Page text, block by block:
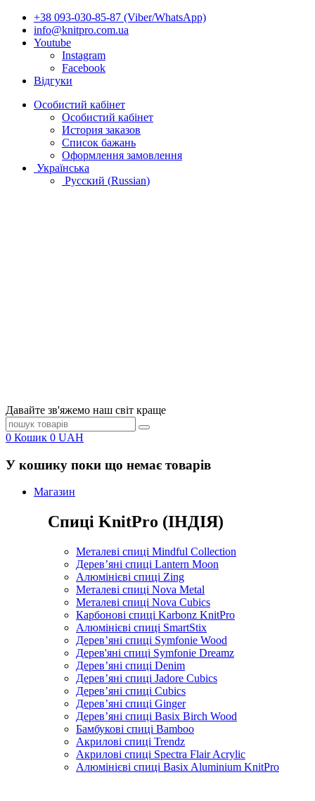
+38 093-030-85-87 (Viber/WhatsApp)
info@knitpro.com.ua
Youtube
Instagram
Facebook
Відгуки
Особистий кабінет
Особистий кабінет
История заказов
Список бажань
Оформлення замовлення
Українська
Русский (Russian)
Давайте зв'яжемо наш світ краще
0 Кошик 0 UAH
У кошику поки що немає товарів
Магазин
Спиці KnitPro (ІНДІЯ)
Металеві спиці Mindful Collection
Дерев’яні спиці Lantern Moon
Алюмінієві спиці Zing
Металеві спиці Nova Metal
Металеві спиці Nova Cubics
Карбонові спиці Karbonz KnitPro
Алюмінієві спиці SmartStix
Дерев’яні спиці Symfonie Wood
Дерев'яні спиці Symfonie Dreamz
Дерев’яні спиці Denim
Дерев’яні спиці Jadore Cubics
Дерев’яні спиці Cubics
Дерев’яні спиці Ginger
Дерев’яні спиці Basix Birch Wood
Бамбукові спиці Bamboo
Акрилові спиці Trendz
Акрилові спиці Spectra Flair Acrylic
Алюмінієві спиці Basix Aluminium KnitPro